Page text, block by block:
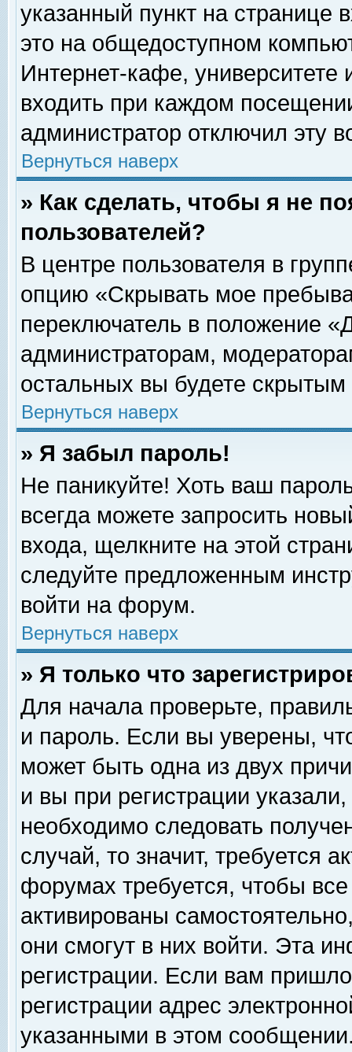
указанный пункт на
это на общедоступном
Интернет-кафе, университете
входить при каждом
администратор отключил эту
Вернуться наверх
» Как сделать, чтобы я не
пользователей?
В центре пользователя в
опцию «Скрывать мое
переключатель в положение
администраторам,
остальных вы будете скрытым
Вернуться наверх
» Я забыл пароль!
Не паникуйте! Хоть ваш
всегда можете запросить
входа, щелкните на этой
следуйте предложенным
войти на форум.
Вернуться наверх
» Я только что
Для начала проверьте,
и пароль. Если вы уверены,
может быть одна из двух
и вы при регистрации
необходимо следовать
случай, то значит, требуется
форумах требуется, чтобы
активированы
они смогут в них войти. Эта
регистрации. Если вам
регистрации адрес
указанными в этом